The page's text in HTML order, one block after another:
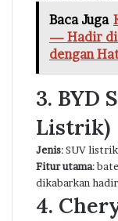
Baca Juga
— Hadir di
dengan
3. BYD
Listrik)
Jenis: SUV
Fitur utama:
dikabarkan
4.